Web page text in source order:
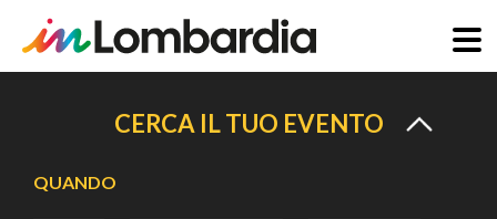
principale
CERCA IL TUO EVENTO
QUANDO